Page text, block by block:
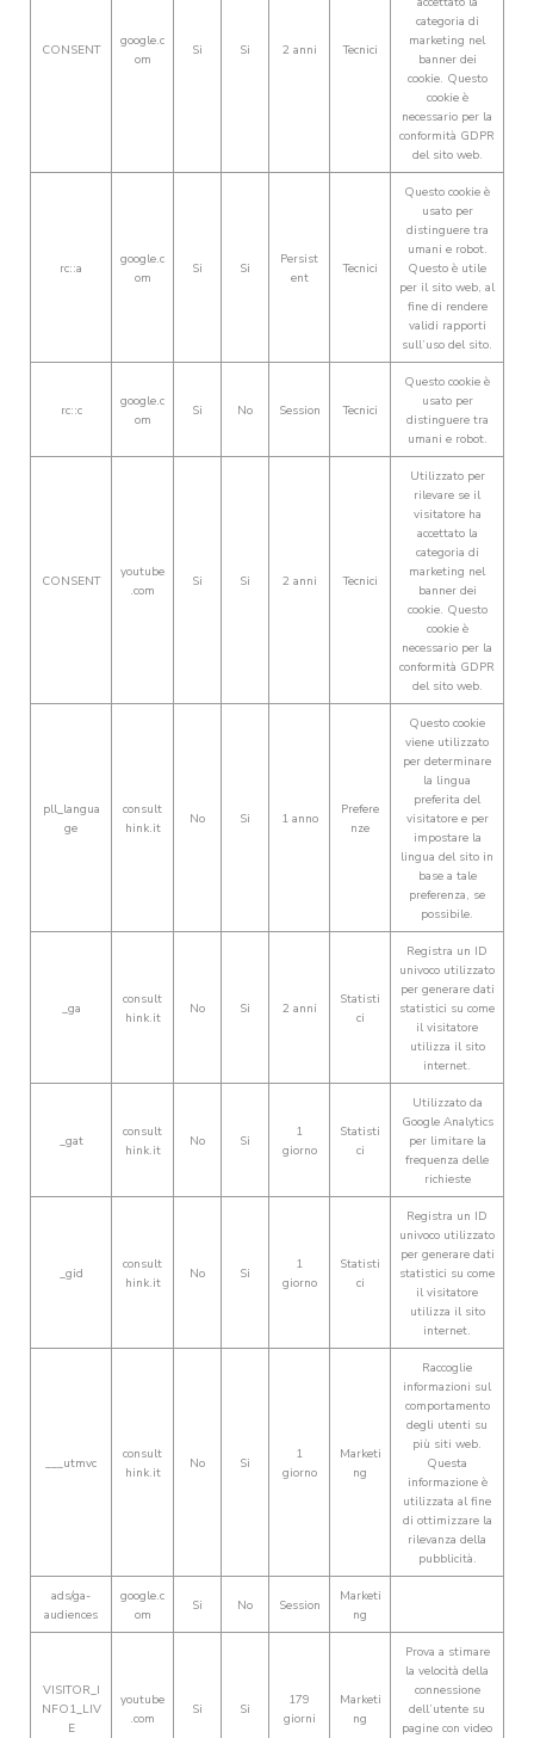
CONSENT
google.c
om
Si Si 2 anni Tecnici
categoria di
marketing nel
banner dei
cookie. Questo
cookie è
necessario per la
conformità GDPR
del sito web.
rc::a
google.c
om
Si Si
Persist
ent
Tecnici
Questo cookie è
usato per
distinguere tra
umani e robot.
Questo è utile
per il sito web, al
fine di rendere
validi rapporti
sull’uso del sito.
rc::c
google.c
om
Si No Session Tecnici
Questo cookie è
usato per
distinguere tra
umani e robot.
CONSENT
youtube
.com
Si Si 2 anni Tecnici
Utilizzato per
rilevare se il
visitatore ha
accettato la
categoria di
marketing nel
banner dei
cookie. Questo
cookie è
necessario per la
conformità GDPR
del sito web.
pll_langua
ge
consult
hink.it
No Si 1 anno
Prefere
nze
Questo cookie
viene utilizzato
per determinare
la lingua
preferita del
visitatore e per
impostare la
lingua del sito in
base a tale
preferenza, se
possibile.
_ga
consult
hink.it
No Si 2 anni
Statisti
ci
Registra un ID
univoco utilizzato
per generare dati
statistici su come
il visitatore
utilizza il sito
internet.
_gat
consult
hink.it
No Si
1
giorno
Statisti
ci
Utilizzato da
Google Analytics
per limitare la
frequenza delle
richieste
_gid
consult
hink.it
No Si
1
giorno
Statisti
ci
Registra un ID
univoco utilizzato
per generare dati
statistici su come
il visitatore
utilizza il sito
internet.
___utmvc
consult
hink.it
No Si
1
giorno
Marketi
ng
Raccoglie
informazioni sul
comportamento
degli utenti su
più siti web.
Questa
informazione è
utilizzata al fine
di ottimizzare la
rilevanza della
pubblicità.
ads/ga-
audiences
google.c
om
Si No Session
Marketi
ng
VISITOR_I
NFO1_LIV
E
youtube
.com
Si Si
179
giorni
Marketi
ng
Prova a stimare
la velocità della
connessione
dell’utente su
pagine con video